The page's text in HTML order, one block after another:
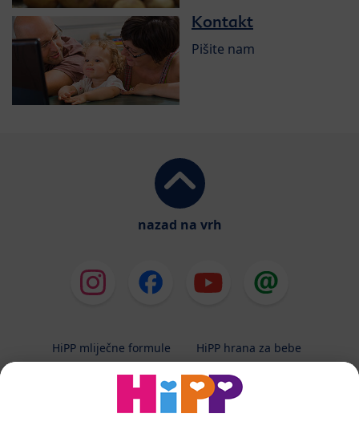
Kontakt
Pišite nam
nazad na vrh
HiPP mliječne formule
HiPP hrana za bebe
HiPP njega
HiPP trudnoća
Terapeutska dijeta